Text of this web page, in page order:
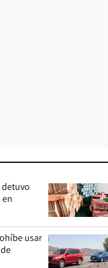
detuvo
usar